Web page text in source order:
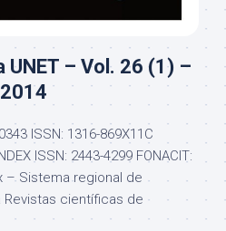
UNET – Vol. 26 (1) –
ISSN: 1316-869X11C
ISSN: 2443-4299 FONACIT:
– Sistema regional de
Revistas científicas de